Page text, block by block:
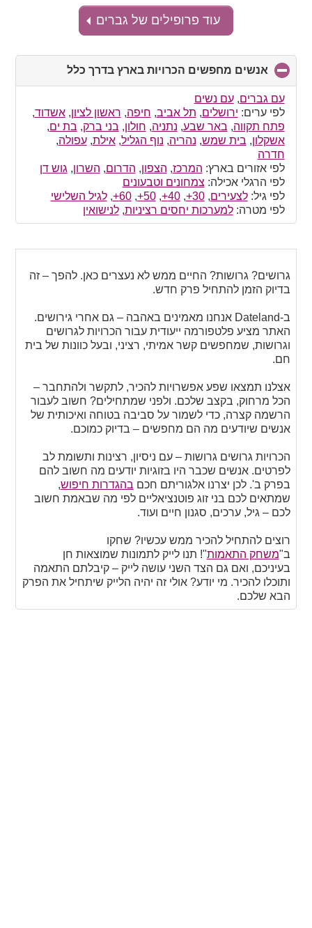
עוד פרופילים של גברים
אנשים מחפשים הכרויות בארץ בדרך כלל
to
contents
עם גברים,עם נשים
לפי ערים: ירושלים, תל אביב, חיפה, ראשון לציון,אשדוד,
פתח תקווה, באר שבע, נתניה, חולון, בני ברק, בת ים,
אשקלון, בית שמש, נהריה, נוף הגליל,אילת,עפולה,
חדרה
לפי אזורים בארץ: המרכז, הצפון, הדרום, השרון, גוש דן
לפי הרגלי אכילה: צמחונים וטבעונים
לפי גיל: לצעירים,
30+
,
40+
,
50+
,
60+
,לגיל השלישי
לפי מטרה: למערכות יחסים רציניות,לנישואין
גרושים? גרושות? החיים ממש לא נעצרים כאן. להפך – זה
בדיוק הזמן להתחיל פרק חדש.
ב-Dateland אנחנו מאמינים באהבה – גם אחרי גירושים.
האתר מציע פלטפורמה ייעודית עבור הכרויות לגרושים
וגרושות, שמחפשים קשר אמיתי, רציני, ובעל כוונות של בית
חם.
אצלנו תמצאו שפע אפשרויות להכיר, לתקשר ולהתחבר –
הכל מרחוק, בקצב שלכם. ולפני שמתחילים? חשוב לעבור
הרשמה קצרה, כדי לשמור על סביבה בטוחה ואיכותית של
אנשים שיודעים מה הם מחפשים – בדיוק כמוכם.
הכרויות גרושים גרושות – עם ניסיון, רצינות ותשומת לב
לפרטים. אנשים שכבר היו בזוגיות יודעים מה חשוב להם
בפרק ב'. לכן יצרנו אלגוריתם חכם בהגדרות חיפוש,
שמתאים לכם בני זוג פוטנציאליים לפי מה שבאמת חשוב
לכם – גיל, ערכים, סגנון חיים ועוד.
רוצים להתחיל להכיר ממש עכשיו? שחקו
ב"משחק התאמות"! תנו לייק לתמונות שמוצאות חן
בעיניכם, ואם גם הצד השני עושה לייק – קיבלתם התאמה
ותוכלו להכיר. מי יודע? אולי זה יהיה הלייק שיתחיל את הפרק
הבא שלכם.